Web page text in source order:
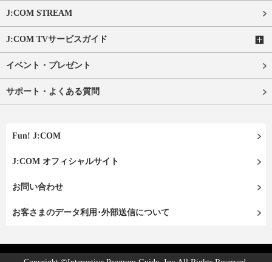
J:COM STREAM
J:COM TVサービスガイド
イベント・プレゼント
サポート・よくある質問
Fun! J:COM
J:COM オフィシャルサイト
お問い合わせ
お客さまのデータ利用･外部送信について